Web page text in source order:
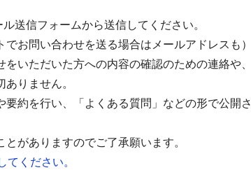
送信フォームから送信してください。
お問い合わせを送る場合はメールアドレスも）
いただいた方への内容の確認のための連絡や、
りません。
約を行い、「よくある質問」などの形で公開さ
がありますのでご了承願います。
ください。